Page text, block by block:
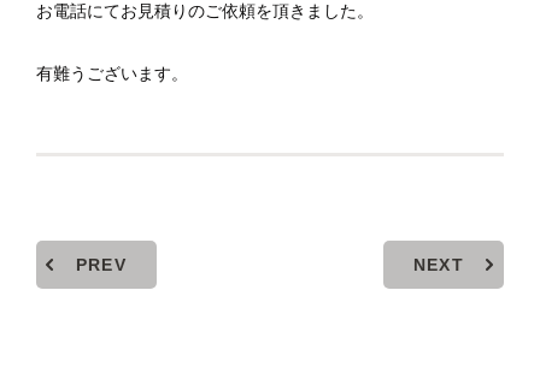
お電話にてお見積りのご依頼を頂きました。
有難うございます。
PREV NEXT